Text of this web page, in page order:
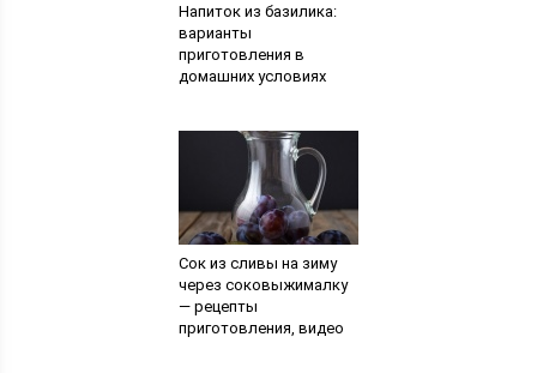
Напиток из базилика:
варианты
приготовления в
домашних условиях
Сок из сливы на зиму
через соковыжималку
— рецепты
приготовления, видео